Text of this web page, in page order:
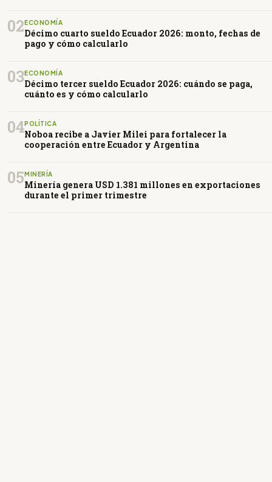
02 ECONOMÍA
Décimo cuarto sueldo Ecuador 2026: monto, fechas de
pago y cómo calcularlo
03ECONOMÍA
Décimo tercer sueldo Ecuador 2026: cuándo se paga,
cuánto es y cómo calcularlo
04POLÍTICA
Noboa recibe a Javier Milei para fortalecer la
cooperación entre Ecuador y Argentina
05 MINERÍA
Minería genera USD 1.381 millones en exportaciones
durante el primer trimestre